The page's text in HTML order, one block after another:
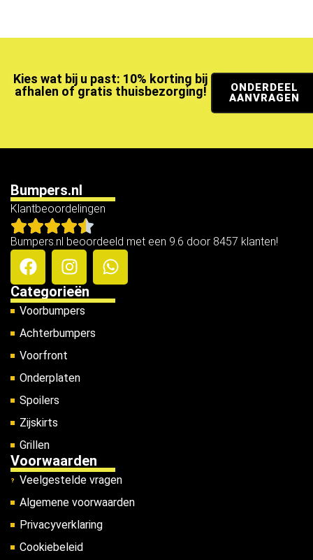
Kies wat bij u past: 10% korting bij
afhalen of gratis thuisbezorging!
ONDERDEEL
AANVRAGEN
Bumpers.nl
Klantbeoordelingen
Bumpers.nl beoordeeld met een 9.6 door 8457 klanten!
Categorieën
Voorbumpers
Achterbumpers
Voorfront
Onderplaten
Spoilers
Zijskirts
Grillen
Voorwaarden
Veelgestelde vragen
Algemene voorwaarden
Privacyverklaring
Cookiebeleid